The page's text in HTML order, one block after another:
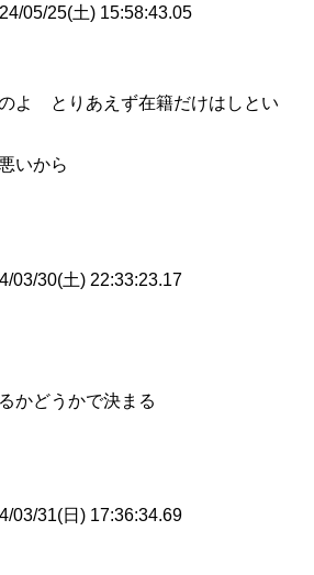
05/25(土) 15:58:43.05
よ とりあえず在籍だけはしとい
いから
03/30(土) 22:33:23.17
かどうかで決まる
03/31(日) 17:36:34.69